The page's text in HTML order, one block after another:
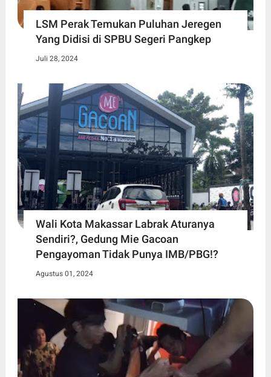
LSM Perak Temukan Puluhan Jeregen
Yang Didisi di SPBU Segeri Pangkep
Juli 28, 2024
Wali Kota Makassar Labrak Aturanya
Sendiri?, Gedung Mie Gacoan
Pengayoman Tidak Punya IMB/PBG!?
Agustus 01, 2024